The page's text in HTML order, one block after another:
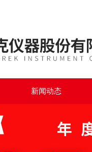
新闻动态